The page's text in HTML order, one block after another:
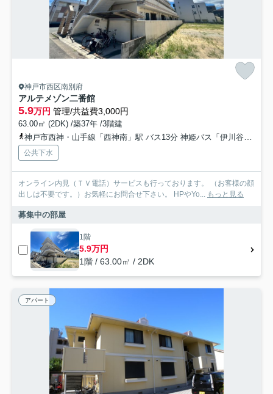
神戸市西区南別府
アルテメゾン二番館
5.9万円 管理/共益費3,000円
63.00㎡ (2DK) /築37年 /3階建
神戸市西神・山手線「西神南」駅 バス13分 神姫バス「伊川谷インター前」 停歩15分
公共下水
オンライン内見（ＴＶ電話）サービスも行っております。 （お客様の顔
出しは不要です。）お気軽にお問合せ下さい。 HPやYo... もっと見る
募集中の部屋
1階
5.9万円
1階 / 63.00㎡ / 2DK
アパート